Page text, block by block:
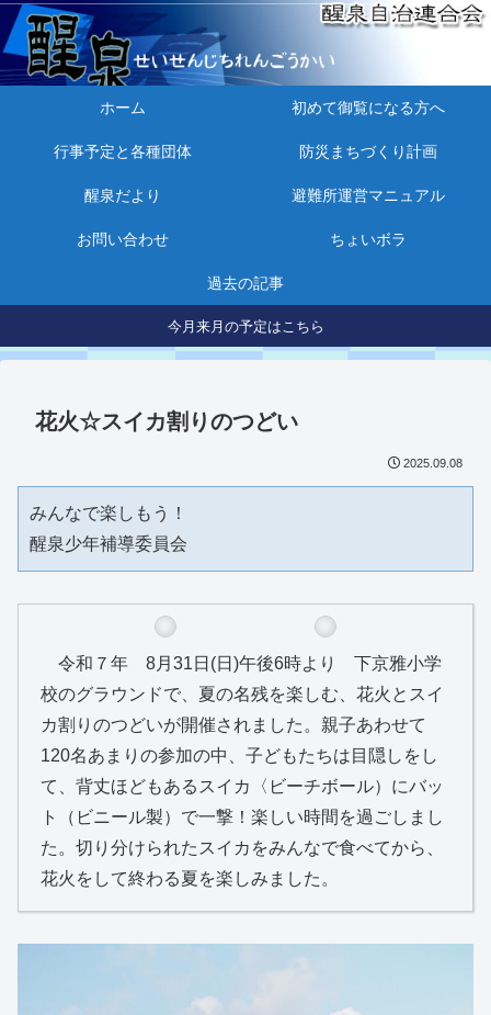
ホーム 初めて御覧になる方へ
行事予定と各種団体 防災まちづくり計画
醒泉だより 避難所運営マニュアル
お問い合わせ ちょいボラ
過去の記事
今月来月の予定はこちら
花火☆スイカ割りのつどい
2025.09.08
みんなで楽しもう！
醒泉少年補導委員会
令和７年 8月31日(日)午後6時より 下京雅小学
校のグラウンドで、夏の名残を楽しむ、花火とスイ
カ割りのつどいが開催されました。親子あわせて
120名あまりの参加の中、子どもたちは目隠しをし
て、背丈ほどもあるスイカ〈ビーチボール）にバッ
ト（ビニール製）で一撃！楽しい時間を過ごしまし
た。切り分けられたスイカをみんなで食べてから、
花火をして終わる夏を楽しみました。